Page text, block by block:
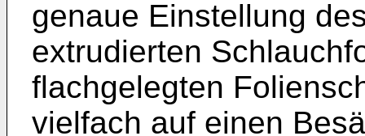
genaue Einstellung
extrudierten
flachgelegten
vielfach auf einen